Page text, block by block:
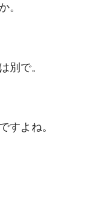
。
別で。
すよね。